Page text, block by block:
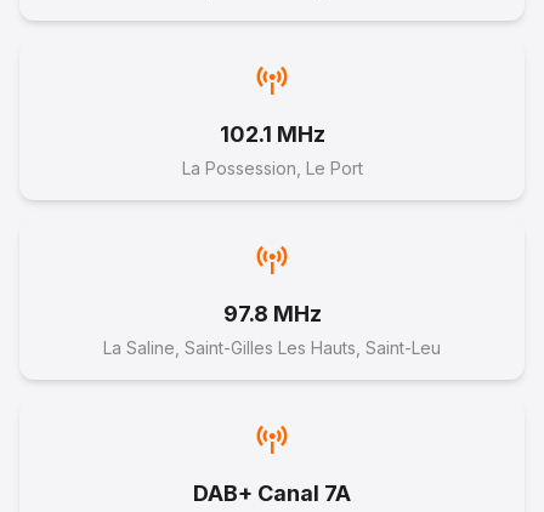
102.1 MHz
La Possession, Le Port
97.8 MHz
La Saline, Saint-Gilles Les Hauts, Saint-Leu
DAB+ Canal 7A